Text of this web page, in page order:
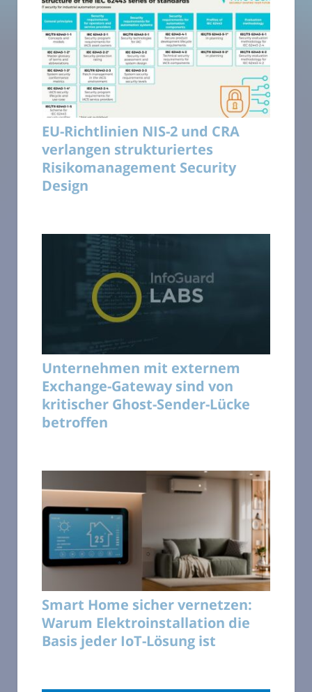
EU-Richtlinien NIS-2 und CRA
verlangen strukturiertes
Risikomanagement Security
Design
Unternehmen mit externem
Exchange-Gateway sind von
kritischer Ghost-Sender-Lücke
betroffen
Smart Home sicher vernetzen:
Warum Elektroinstallation die
Basis jeder IoT-Lösung ist